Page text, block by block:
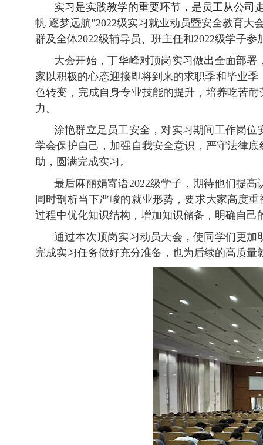
实习是实践教学的重要环节，是员工从公司
帆 逐梦远航”2022级实习就业动员暨安全教育大
群及全体2022级辅导员、 班主任和2022级学子参
大会开始，丁华峰对顶岗实习做出全面部
家以积极的心态迎接即将到来的求职季和毕业季
色转变，完成自身专业技能的提升，培养吃苦
力。
涂艳群立足员工安全，对实习期间工作岗
学会保护自己，加强自我安全意识，严守法律
助，圆满完成实习。
最后麻丽娟寄语2022级学子，期待他们提
同时剖析当下严峻的就业形势，要求大家高度
过程中优化知识结构，增加知识储备，明确自
通过本次顶岗实习 动员大会，使同学们更加
完成实习任务做好充分准备 ，也为后续的高质量